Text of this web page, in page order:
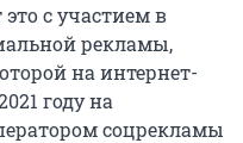
с участием в
рекламы,
на интернет-
году на
соцрекламы